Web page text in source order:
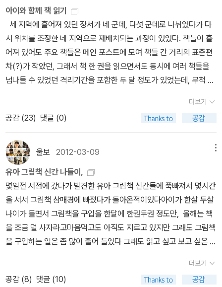
래기 위해서 찰리가 묘안을 짜낸다. 바로 작가가 작업하듯이 사진들
을 모자이크 해서 '깔끔하고 단정한' 사진을 만들어 준 것!사진들을 자
르고 붙여서 새로이 멋진 사진 한장을 만드는 작업이 진지하고도 경
쾌하게 묘사되었다. 동생을 위해서 애써주는 오빠의 마음이 참 예쁘
고 기특하다. 조각조각 연결되어 완성된 롤라의 사진은 압권이다. 웃
는 모습이 멋진 롤라니까 당연하다. 처음에 읽을 때는 이제 일곱살이
로 갈수록 즐겁고 재밌게 읽을 수 있었다. 오늘 아침 우리 집에서 눈을
뜬 둘째 조카가 엄마도 아빠도 보이지 않자 마구 울었는데, 제 오빠가
눈에 들어오자 안심이 되었는지 울음을 뚝! 그치는 것을 보았다. 저 어
린 것에게도 물보다 진한 피가 느껴졌던가??? 암튼, 이 책 보면서 찰
리처럼 큰 조카가 어린 동생을 롤라처럼 예쁘게 생각해 줬으면 좋겠
다. 다정히 무엇을 만들어 주기엔 아직 둘 다 너무 어리지만. ^^
아이와 함께 책 읽기
세 지역에 흩어져 있던 장서가 네 군데, 다섯 군데로 나뉘었다가 다
시 위치를 조정한 네 지역으로 재배치되는 과정이 있었다. 책들이 흩
어져 있어도 주요 책들은 메인 포스트에 모여 책들 간 거리의 표준편
차(?)가 작았던, 그래서 책 한 권을 읽으면서도 동시에 여러 책들을
넘나들 수 있었던 격리기간을 포함한 두 달 정도가 있었는데, 무척 행
겨 살고 있는데, 이사를 다니면서 책들을 새로이 정리하다 보면 구석
에 처박혀 잊힌 책들을 새삼스럽게 상기하는 계기가 되기도 한다. 이
책도 그렇게 간만에 발견하였다. 그러나 번번이 책을 이고 지고 다니
는 것이 비경제적이기도 하고 몸도 점점 힘들어져(특히 책박스를 나
르다가 허리를 다치는 일이 간혹 생겨) 전자책에 조금 더 익숙해지려
고도 하고 있다. 필요한 책들을 그때그때 사는 게 아니라, 중고책방에
서 언젠가 읽을 것 같은(훑어보기라도 해야 할 것 같은) 책들을 발견
하는 대로 미리 사두기 때문에 발생하는 문제이다. 아무튼 버리지 못
하고 20년 이상 모으고 싸들고 다녔던, 매년 눈덩이처럼 불어나는 책
들이 인생의 큰 짐이자 제약조건이면서도, 잦은 이동생활 중에 언제
라도 돌아갈 수 있는 가상의 고향이 되고 있다. 몸과 함께 생각도 이리
저리 이전(移轉)하였다. 이렇게 남기는 글들을 5년, 10년 뒤에 읽어
보면 생각이 바뀌어 지우고 싶은 것들도 당연히 있을 것 같다[사모은
더보기
공감 (23) 댓글 (0)
울보 2012-03-09
유아 그림책 신간 나들이,
몇일전 서점에 갔다가 발견한 유아 그림책 신간들에 푹빠져서 몇시간
을 서서 그림책 삼매경에 빠졌다가 돌아온적이있다아이가 한살 두살
나이가 들면서 그림책을 구입을 한달에 한권두권 정도만, 올해는 책
을 조금 덜 사자라고마음먹고도 아직도 지르고 있지만 그래도 그림책
을 구입하는 일은 좀 많이 줄어 들었다 그래도 읽고 싶고 보고 싶은 그
도있다 아이도 그러면 아주 좋아라 한다,신간도 너무 많이 나와 있고
시리즈 물도 너무 많이 나와 있었다, 이책 , 막스 뒤코스의 신간, 신간
더보기
공감 (8) 댓글 (10)